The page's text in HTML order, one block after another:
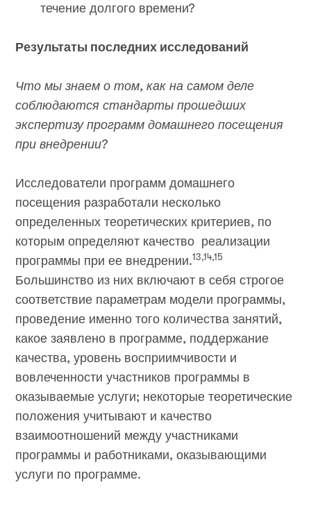
течение долгого времени?
Результаты последних исследований
Что мы знаем о том, как на самом деле
соблюдаются стандарты прошедших
экспертизу программ домашнего посещения
при внедрении?
Исследователи программ домашнего
посещения разработали несколько
определенных теоретических критериев, по
которым определяют качество реализации
программы при ее внедрении.13,14,15
Большинство из них включают в себя строгое
соответствие параметрам модели программы,
проведение именно того количества занятий,
какое заявлено в программе, поддержание
качества, уровень восприимчивости и
вовлеченности участников программы в
оказываемые услуги; некоторые теоретические
положения учитывают и качество
взаимоотношений между участниками
программы и работниками, оказывающими
услуги по программе.